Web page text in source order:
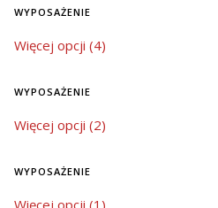
WYPOSAŻENIE
wyposażenie
Więcej opcji (4)
WYPOSAŻENIE
wyposażenie
Więcej opcji (2)
WYPOSAŻENIE
wyposażenie